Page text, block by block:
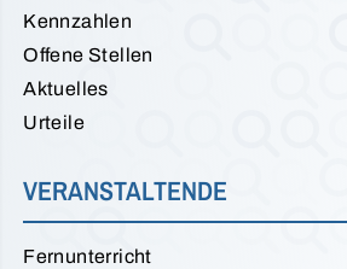
Kennzahlen
Offene Stellen
Aktuelles
Urteile
VERANSTALTENDE
Fernunterricht